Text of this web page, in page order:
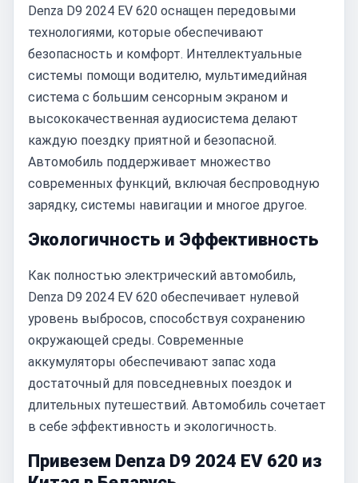
Denza D9 2024 EV 620 оснащен передовыми
технологиями, которые обеспечивают
безопасность и комфорт. Интеллектуальные
системы помощи водителю, мультимедийная
система с большим сенсорным экраном и
высококачественная аудиосистема делают
каждую поездку приятной и безопасной.
Автомобиль поддерживает множество
современных функций, включая беспроводную
зарядку, системы навигации и многое другое.
Экологичность и Эффективность
Как полностью электрический автомобиль,
Denza D9 2024 EV 620 обеспечивает нулевой
уровень выбросов, способствуя сохранению
окружающей среды. Современные
аккумуляторы обеспечивают запас хода
достаточный для повседневных поездок и
длительных путешествий. Автомобиль сочетает
в себе эффективность и экологичность.
Привезем Denza D9 2024 EV 620 из